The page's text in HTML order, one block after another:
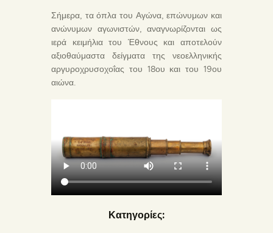
Σήμερα, τα όπλα του Αγώνα, επώνυμων και
ανώνυμων αγωνιστών, αναγνωρίζονται ως
ιερά κειμήλια του Έθνους και αποτελούν
αξιοθαύμαστα δείγματα της νεοελληνικής
αργυροχρυσοχοΐας του 18ου και του 19ου
αιώνα.
Κατηγορίες: